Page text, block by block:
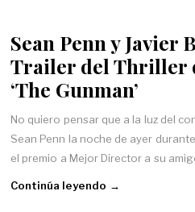
Sean Penn y Javier
Trailer del Thriller
‘The Gunman’
No quiero pensar que a la luz del
Sean Penn la noche de ayer
el premio a Mejor Director a su
Continúa leyendo →